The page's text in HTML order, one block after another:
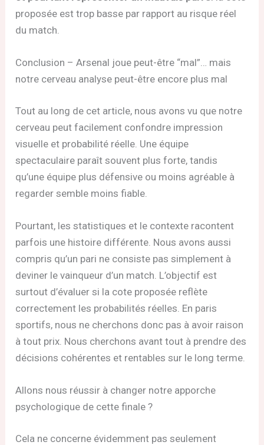
proposée est trop basse par rapport au risque réel
du match.
Conclusion – Arsenal joue peut-être “mal”… mais
notre cerveau analyse peut-être encore plus mal
Tout au long de cet article, nous avons vu que notre
cerveau peut facilement confondre impression
visuelle et probabilité réelle. Une équipe
spectaculaire paraît souvent plus forte, tandis
qu’une équipe plus défensive ou moins agréable à
regarder semble moins fiable.
Pourtant, les statistiques et le contexte racontent
parfois une histoire différente. Nous avons aussi
compris qu’un pari ne consiste pas simplement à
deviner le vainqueur d’un match. L’objectif est
surtout d’évaluer si la cote proposée reflète
correctement les probabilités réelles. En paris
sportifs, nous ne cherchons donc pas à avoir raison
à tout prix. Nous cherchons avant tout à prendre des
décisions cohérentes et rentables sur le long terme.
Allons nous réussir à changer notre apporche
psychologique de cette finale ?
Cela ne concerne évidemment pas seulement